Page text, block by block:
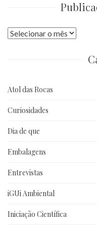
Publicações
Atol das Rocas
Curiosidades
Dia de que
Embalagens
Entrevistas
iGUi Ambiental
Iniciação Científica